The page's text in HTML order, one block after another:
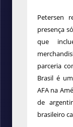
Petersen
presença
que
parceria
Brasil é
AFA na
de
brasileiro